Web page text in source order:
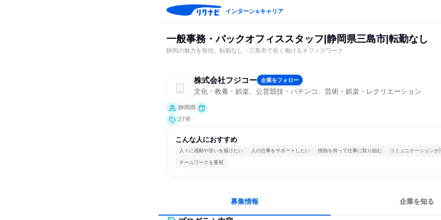
インターン＆キャリア
一般事務・バックオフィススタッフ|静岡県三島市|転勤なし
静岡の魅力を発信。転勤なし・三島市で長く働けるオフィスワーク
株式会社フジコー 企業をフォロー
文化・教養・娯楽、公営競技・パチンコ、芸術・娯楽・レクリエーション
静岡県
27卒
こんな人におすすめ
人々に感動や笑いを届けたい 人の仕事をサポートしたい 情熱を持って仕事に取り組む コミュニケーションが
チームワークを重視
募集情報 企業を知る